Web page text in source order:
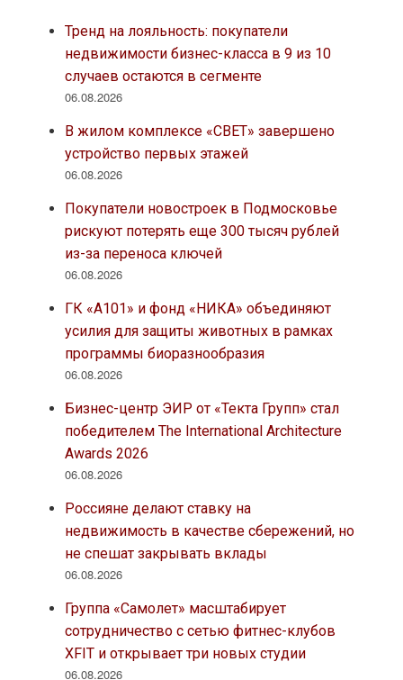
Тренд на лояльность: покупатели
недвижимости бизнес-класса в 9 из 10
случаев остаются в сегменте
06.08.2026
В жилом комплексе «СВЕТ» завершено
устройство первых этажей
06.08.2026
Покупатели новостроек в Подмосковье
рискуют потерять еще 300 тысяч рублей
из-за переноса ключей
06.08.2026
ГК «А101» и фонд «НИКА» объединяют
усилия для защиты животных в рамках
программы биоразнообразия
06.08.2026
Бизнес-центр ЭИР от «Текта Групп» стал
победителем The International Architecture
Awards 2026
06.08.2026
Россияне делают ставку на
недвижимость в качестве сбережений, но
не спешат закрывать вклады
06.08.2026
Группа «Самолет» масштабирует
сотрудничество с сетью фитнес-клубов
XFIT и открывает три новых студии
06.08.2026